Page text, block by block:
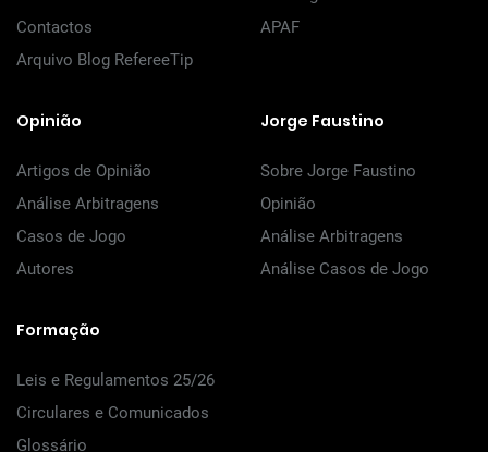
Contactos
Arquivo Blog RefereeTip
APAF
Opinião
Artigos de Opinião
Análise Arbitragens
Casos de Jogo
Autores
Jorge Faustino
Sobre Jorge Faustino
Opinião
Análise Arbitragens
Análise Casos de Jogo
Formação
Leis e Regulamentos 25/26
Circulares e Comunicados
Glossário